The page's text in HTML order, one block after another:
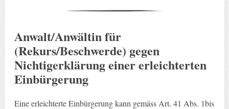
Anwalt/Anwältin für
(Rekurs/Beschwerde) gegen
Nichtigerklärung einer erleichterten
Einbürgerung
Eine erleichterte Einbürgerung kann gemäss Art. 41 Abs. 1bis